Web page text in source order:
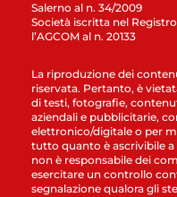
Salerno al n. 34/2009
Società iscritta nel
l’AGCOM al n. 20133
La riproduzione dei
riservata. Pertanto, è
di testi, fotografie,
aziendali e pubblicitarie,
elettronico/digitale o per
tutto quanto è ascrivibile a
non è responsabile dei
esercitare un controllo
segnalazione qualora gli